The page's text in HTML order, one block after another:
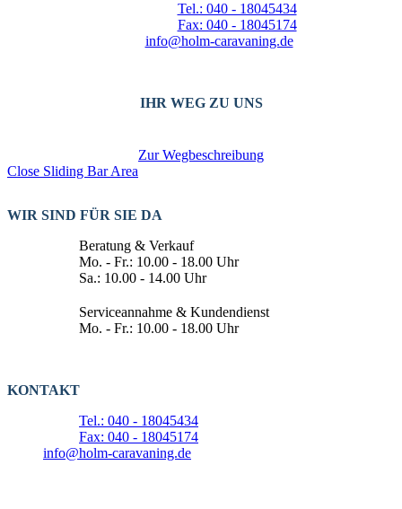
Tel.: 040 - 18045434
Fax: 040 - 18045174
info@holm-caravaning.de
IHR WEG ZU UNS
Zur Wegbeschreibung
Close Sliding Bar Area
WIR SIND FÜR SIE DA
Beratung & Verkauf
Mo. - Fr.: 10.00 - 18.00 Uhr
Sa.: 10.00 - 14.00 Uhr
Serviceannahme & Kundendienst
Mo. - Fr.: 10.00 - 18.00 Uhr
KONTAKT
Tel.: 040 - 18045434
Fax: 040 - 18045174
info@holm-caravaning.de